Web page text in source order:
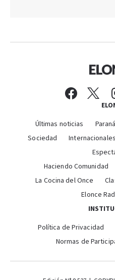
Últimas noticias Paraná
Sociedad
Internacionales
Haciendo Comunidad
La Cocina del Once
Elonce
Política de Privacidad
Normas de